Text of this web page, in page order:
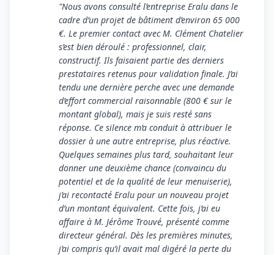
"Nous avons consulté l’entreprise Eralu dans le
cadre d’un projet de bâtiment d’environ 65 000
€. Le premier contact avec M. Clément Chatelier
s’est bien déroulé : professionnel, clair,
constructif. Ils faisaient partie des derniers
prestataires retenus pour validation finale. J’ai
tendu une dernière perche avec une demande
d’effort commercial raisonnable (800 € sur le
montant global), mais je suis resté sans
réponse. Ce silence m’a conduit à attribuer le
dossier à une autre entreprise, plus réactive.
Quelques semaines plus tard, souhaitant leur
donner une deuxième chance (convaincu du
potentiel et de la qualité de leur menuiserie),
j’ai recontacté Eralu pour un nouveau projet
d’un montant équivalent. Cette fois, j’ai eu
affaire à M. Jérôme Trouvé, présenté comme
directeur général. Dès les premières minutes,
j’ai compris qu’il avait mal digéré la perte du